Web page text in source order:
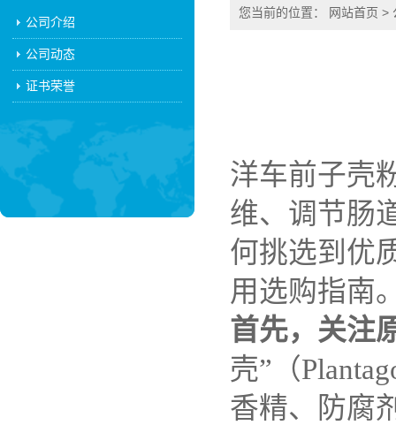
公司介绍
公司动态
证书荣誉
您当前的位置： 网站首页 >
洋车前子壳
维、调节肠
何挑选到优
用选购指南
首先，关注
壳”（
香精、防腐